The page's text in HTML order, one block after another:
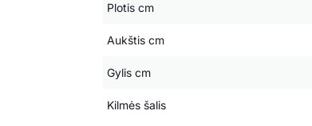
Plotis cm
Aukštis cm
Gylis cm
Kilmės šalis